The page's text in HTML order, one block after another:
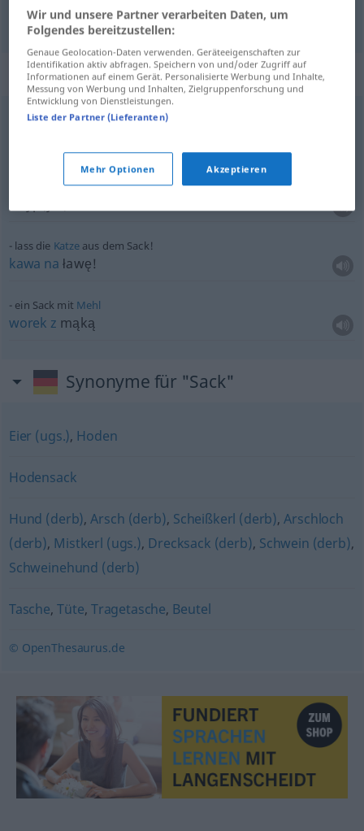
Beispielsätze für "Sack"
kaufen
in einen Sackfüllen
lass die Katzeaus dem Sack!
kawa na ławę!
ein Sack mit Mehl
worek z mąką
Synonyme für "Sack"
Eier (ugs.), Hoden
Hodensack
Hund (derb),Arsch (derb), Scheißkerl (derb),Arschloch
(derb), Mistkerl (ugs.), Drecksack (derb), Schwein (derb),
Schweinehund (derb)
Tasche,Tüte, Tragetasche, Beutel
© OpenThesaurus.de
Wir und unsere Partner verarbeiten Daten, um
Folgendes bereitzustellen:
Genaue Geolocation-Daten verwenden. Geräteeigenschaften zur
Identifikation aktiv abfragen. Speichern von und/oder Zugriff auf
Informationen auf einem Gerät. Personalisierte Werbung und Inhalte,
Messung von Werbung und Inhalten, Zielgruppenforschung und
Entwicklung von Dienstleistungen.
Liste der Partner (Lieferanten)
Mehr Optionen Akzeptieren